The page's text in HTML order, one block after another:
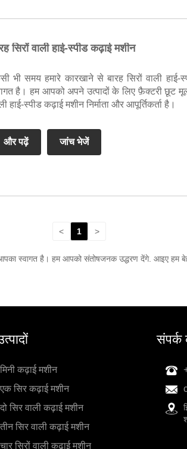
सिरों वाली हाई-स्पीड कढ़ाई मशीन
भी समय हमारे कारखाने से बारह सिरों वाली
है। हम आपको अपने उत्पादों के लिए फ़ैक्टरी छूट
हाई-स्पीड कढ़ाई मशीन निर्माता और आपूर्तिकर्ता है।
और पढ़ें जांच भेजें
< 1 >
आपका स्वागत है। हम आपको संतोषजनक उद्धरण देंगे. आइए हम
मिनी कढ़ाई मशीन
एक सिर कढ़ाई मशीन
दो सिर वाली कढ़ाई मशीन
तीन सिर वाली कढ़ाई मशीन
चार सिरों वाली कढ़ाई मशीन
संपर्क